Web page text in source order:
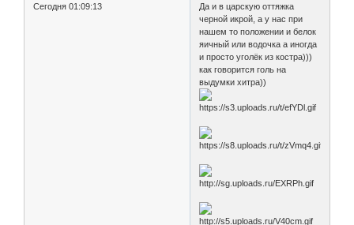
Сегодня 01:09:13
Да и в царскую оттяжка
черной икрой, а у нас при
нашем то положении и белок
яичный или водочка а иногда
и просто уголёк из костра)))
как говорится голь на
выдумки хитра))